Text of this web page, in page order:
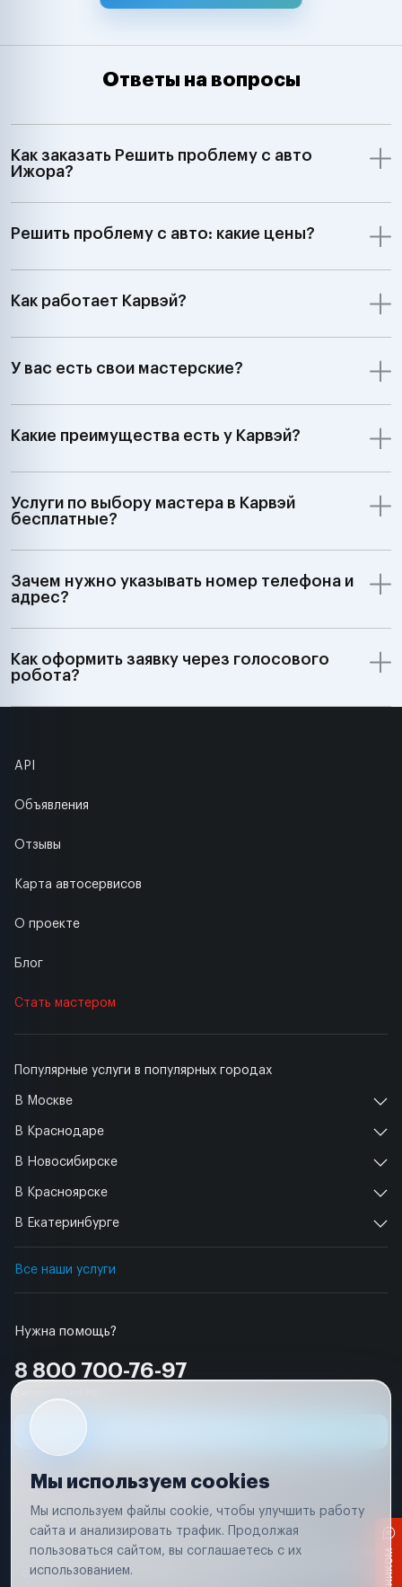
Ответы на вопросы
Как заказать Решить проблему с авто
Ижора?
Решить проблему с авто: какие цены?
Как работает Карвэй?
У вас есть свои мастерские?
Какие преимущества есть у Карвэй?
Услуги по выбору мастера в Карвэй
бесплатные?
Зачем нужно указывать номер телефона и
адрес?
Как оформить заявку через голосового
робота?
Нужна помощь?
8 800 700-76-97
Популярные услуги в популярных городах
В Москве
В Краснодаре
В Новосибирске
В Красноярске
В Екатеринбурге
Все наши услуги
API
Объявления
Отзывы
Карта автосервисов
О проекте
Блог
Стать мастером
Условия использования
Вся информация, представленная на сайте, носит исключительно
соответствии с положениями статьи 437 (п. 2) Гражданского кодекса
Мы используем cookies
Мы используем файлы cookie, чтобы улучшить работу
сайта и анализировать трафик. Продолжая
пользоваться сайтом, вы соглашаетесь с их
использованием.